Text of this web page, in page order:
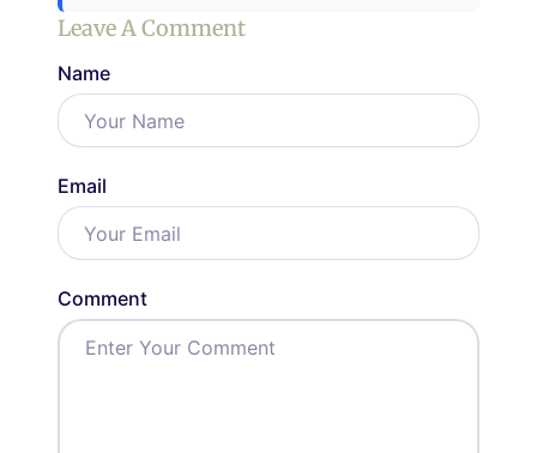
Leave A Comment
Name
Email
Comment